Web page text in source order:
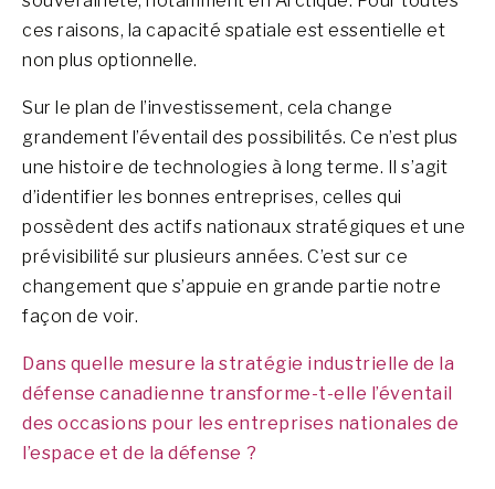
ces raisons, la capacité spatiale est essentielle et
non plus optionnelle.
Sur le plan de l’investissement, cela change
grandement l’éventail des possibilités. Ce n’est plus
une histoire de technologies à long terme. Il s’agit
d’identifier les bonnes entreprises, celles qui
possèdent des actifs nationaux stratégiques et une
prévisibilité sur plusieurs années. C’est sur ce
changement que s’appuie en grande partie notre
façon de voir.
Dans quelle mesure la stratégie industrielle de la
défense canadienne transforme-t-elle l’éventail
des occasions pour les entreprises nationales de
l’espace et de la défense ?